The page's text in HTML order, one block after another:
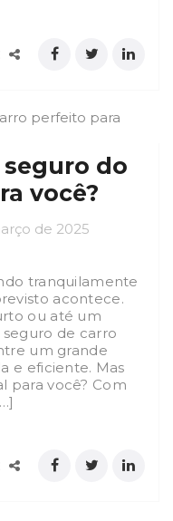
do
você?
de 2025
tranquilamente
acontece.
ou até um
de carro
um grande
e eficiente. Mas
para você? Com